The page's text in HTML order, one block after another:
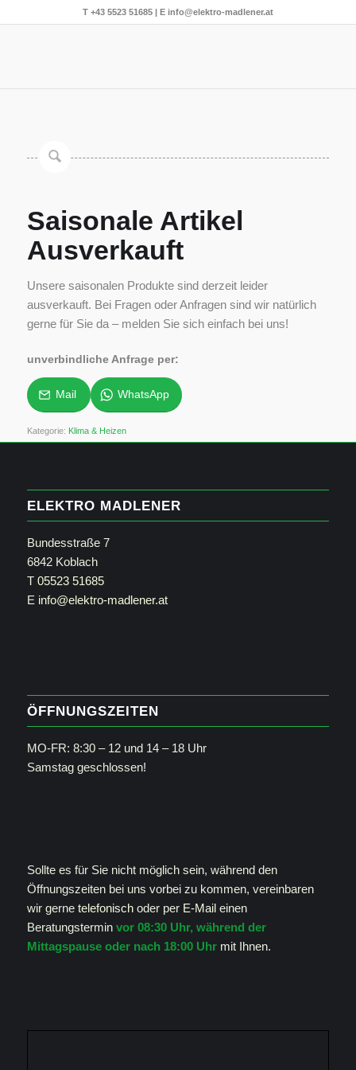
T +43 5523 51685| E info@elektro-madlener.at
Saisonale Artikel
Ausverkauft
Unsere saisonalen Produkte sind derzeit leider
ausverkauft. Bei Fragen oder Anfragen sind wir natürlich
gerne für Sie da – melden Sie sich einfach bei uns!
unverbindliche Anfrage per:
Mail WhatsApp
Kategorie: Klima & Heizen
ELEKTRO MADLENER
Bundesstraße 7
6842 Koblach
T 05523 51685
E info@elektro-madlener.at
ÖFFNUNGSZEITEN
MO-FR: 8:30 – 12 und 14 – 18 Uhr
Samstag geschlossen!
Sollte es für Sie nicht möglich sein, während den
Öffnungszeiten bei uns vorbei zu kommen, vereinbaren
wir gerne telefonischoder per E-Maileinen
Beratungstermin vor 08:30 Uhr, während der
Mittagspause oder nach 18:00 Uhrmit Ihnen.